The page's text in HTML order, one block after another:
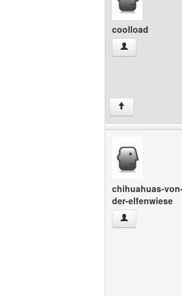
coolload
coolload
↑
chihuahuas-
der-elfenwiese
chihuahuas-